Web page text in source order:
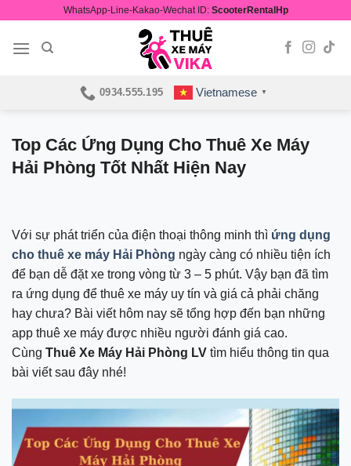
content
WhatsApp-Line-Kakao-Wechat ID: ScooterRentalHp
0934.555.195 Vietnamese ▼
Top Các Ứng Dụng Cho Thuê Xe Máy
Hải Phòng Tốt Nhất Hiện Nay
Với sự phát triển của điện thoại thông minh thì ứng dụng
cho thuê xe máy Hải Phòng ngày càng có nhiều tiện ích
để bạn dễ đặt xe trong vòng từ 3 – 5 phút. Vậy bạn đã tìm
ra ứng dụng để thuê xe máy uy tín và giá cả phải chăng
hay chưa? Bài viết hôm nay sẽ tổng hợp đến bạn những
app thuê xe máy được nhiều người đánh giá cao.
Cùng Thuê Xe Máy Hải Phòng LV tìm hiểu thông tin qua
bài viết sau đây nhé!